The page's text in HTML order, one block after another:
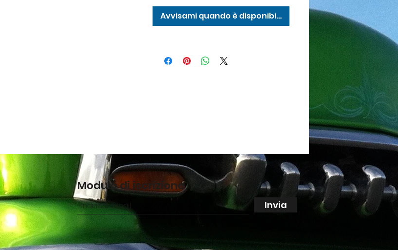
Avvisami quando è disponibile
Modulo di iscrizione
Invia